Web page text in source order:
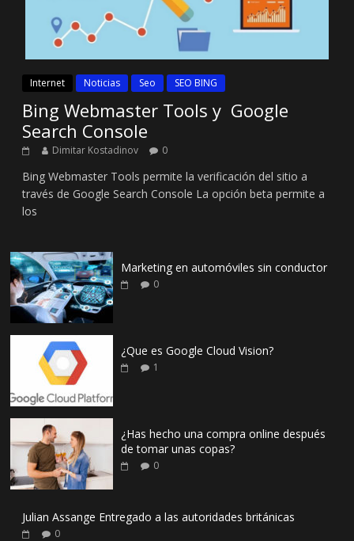
Internet Noticias Seo SEO BING
Bing Webmaster Tools y Google
Search Console
Dimitar Kostadinov 0
Bing Webmaster Tools permite la verificación del sitio a
través de Google Search Console La opción beta permite a
los
Marketing en automóviles sin conductor
0
¿Que es Google Cloud Vision?
1
¿Has hecho una compra online después
de tomar unas copas?
0
Julian Assange Entregado a las autoridades británicas
0